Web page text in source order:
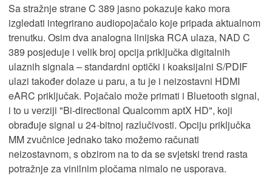
Sa stražnje strane C 389 jasno pokazuje kako mora
izgledati integrirano audiopojačalo koje pripada aktualnom
trenutku. Osim dva analogna linijska RCA ulaza, NAD C
389 posjeduje i velik broj opcija priključka digitalnih
ulaznih signala – standardni optički i koaksijalni S/PDIF
ulazi također dolaze u paru, a tu je i neizostavni HDMI
eARC priključak. Pojačalo može primati i Bluetooth signal,
i to u verziji "Bi-directional Qualcomm aptX HD", koji
obrađuje signal u 24-bitnoj razlučivosti. Opciju priključka
MM zvučnice jednako tako možemo računati
neizostavnom, s obzirom na to da se svjetski trend rasta
potražnje za vinilnim pločama nimalo ne usporava.